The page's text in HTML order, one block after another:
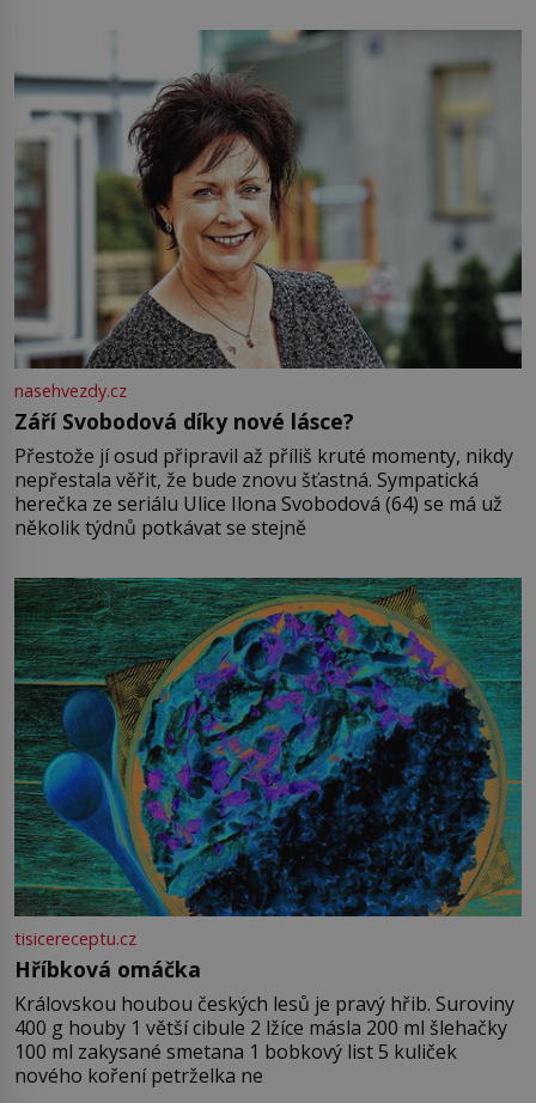
Jsme spolu moc rádi Tehdy byla jiná doba, když
nasehvezdy.cz
Září Svobodová díky nové lásce?
Přestože jí osud připravil až příliš kruté momenty, nikdy
nepřestala věřit, že bude znovu šťastná. Sympatická
herečka ze seriálu Ulice Ilona Svobodová (64) se má už
několik týdnů potkávat se stejně
tisicereceptu.cz
Hříbková omáčka
Královskou houbou českých lesů je pravý hřib. Suroviny
400 g houby 1 větší cibule 2 lžíce másla 200 ml šlehačky
100 ml zakysané smetana 1 bobkový list 5 kuliček
nového koření petrželka ne